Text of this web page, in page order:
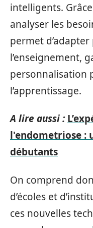
intelligents.
analyser les
permet
l’enseignement,
personnalisation
l’apprentissage.
A lire aussi :
l'endometriose :
débutants
On comprend
d’écoles et
ces nouvelles